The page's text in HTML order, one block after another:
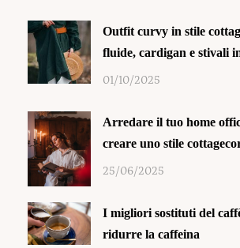
Outfit curvy in stile
fluide, cardigan e stivali
01/10/2025
Arredare il tuo home
creare uno stile
25/06/2025
I migliori sostituti del
ridurre la caffeina